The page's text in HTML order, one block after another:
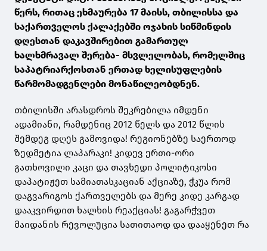
წერს, რითაც ეხმაურება 17 მაისს, თბილისსა და
საქართველოს ქალაქებში ოჯახის სიწმინდის
დღესთან დაკავშირებით გამართულ
ხალხმრავალ შერება- მსვლელობას, რომელშიც
საპატრიარქოსთან ერთად ხელისუფლების
წარმომადგენლები მონაწილეობდნენ.
თბილისში არასდროს შეკრებილა იმდენი
ადამიანი, რამდენიც 2012 წელს და 2012 წლის
შემდეგ დღეს გამოვიდა! რეგიონებზე საერთოდ
ზედმეტია ლაპარაკი! კიდევ ერთი-ორი
გათხოვილი კაცი და თავხედი პოლიტიკოსი
დაპატიჟეთ სამიათასკაციან აქციაზე, ჭკუა რომ
დაგვარიგოს ქართველებს და მერე კიდე კარგად
დააკვირდით ხალხის რეაქციას! გაგარჭვეთ
მაიდანის რევოლუცია სათითაოდ და დააყენეთ რა